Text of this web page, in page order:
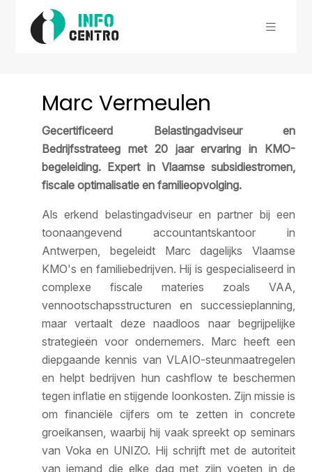
Marc Vermeulen
Gecertificeerd Belastingadviseur en
Bedrijfsstrateeg met 20 jaar ervaring in KMO-
begeleiding. Expert in Vlaamse subsidiestromen,
fiscale optimalisatie en familieopvolging.
Als erkend belastingadviseur en partner bij een
toonaangevend accountantskantoor in
Antwerpen, begeleidt Marc dagelijks Vlaamse
KMO's en familiebedrijven. Hij is gespecialiseerd in
complexe fiscale materies zoals VAA,
vennootschapsstructuren en successieplanning,
maar vertaalt deze naadloos naar begrijpelijke
strategieën voor ondernemers. Marc heeft een
diepgaande kennis van VLAIO-steunmaatregelen
en helpt bedrijven hun cashflow te beschermen
tegen inflatie en stijgende loonkosten. Zijn missie is
om financiële cijfers om te zetten in concrete
groeikansen, waarbij hij vaak spreekt op seminars
van Voka en UNIZO. Hij schrijft met de autoriteit
van iemand die elke dag met zijn voeten in de